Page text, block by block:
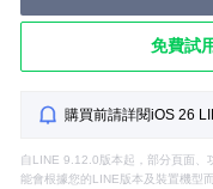
免費試
購買前請詳閱iOS 26
自LINE 9.12.0版本起，部分頁面、
能會根據您的LINE版本及裝置機型